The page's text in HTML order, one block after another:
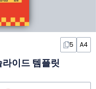
5 A4
이드 템플릿